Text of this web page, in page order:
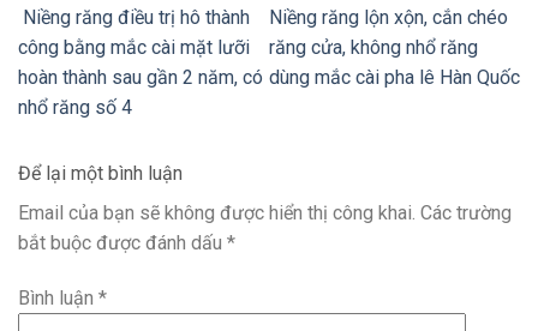
Niềng răng điều trị hô thành
công bằng mắc cài mặt lưỡi
hoàn thành sau gần 2 năm, có
nhổ răng số 4
Niềng răng lộn xộn, cắn chéo
răng cửa, không nhổ răng
dùng mắc cài pha lê Hàn Quốc
Để lại một bình luận
Email của bạn sẽ không được hiển thị công khai. Các trường
bắt buộc được đánh dấu *
Bình luận *